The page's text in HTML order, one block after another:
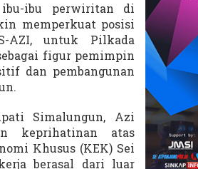
ibu perwiritan di
memperkuat posisi
AZI, untuk Pilkada
figur pemimpin
dan pembangunan
Simalungun, Azi
keprihatinan atas
Khusus (KEK) Sei
berasal dari luar